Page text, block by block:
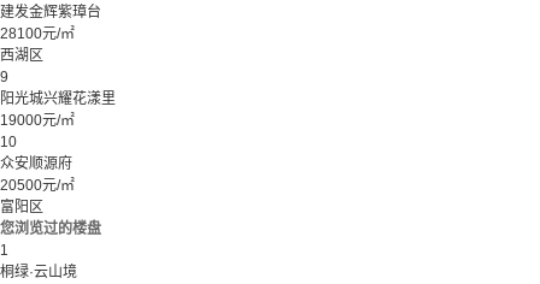
建发金辉紫璋台
28100元/㎡
西湖区
9
阳光城兴耀花漾里
19000元/㎡
10
众安顺源府
20500元/㎡
富阳区
您浏览过的楼盘
1
桐绿·云山境